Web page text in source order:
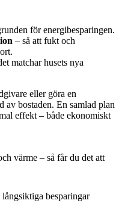
för energibesparingen.
– så att fukt och
matchar husets nya
eller göra en
av bostaden. En samlad plan
effekt – både ekonomiskt
värme – så får du det att
besparingar